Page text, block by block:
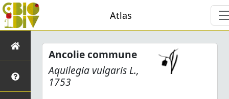
Atlas
Ancolie commune
Aquilegia vulgarisL.,
1753